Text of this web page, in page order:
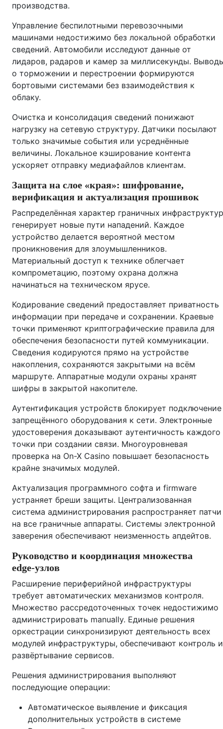
производства.
Управление беспилотными перевозочными
машинами недостижимо без локальной обработки
сведений. Автомобили исследуют данные от
лидаров, радаров и камер за миллисекунды.
о торможении и перестроении формируются
бортовыми системами без взаимодействия к
облаку.
Очистка и консолидация сведений понижают
нагрузку на сетевую структуру. Датчики посылают
только значимые события или усреднённые
величины. Локальное кэширование контента
ускоряет отправку медиафайлов клиентам.
Защита на слое «края»: шифрование,
верификация и актуализация прошивок
Распределённая характер граничных инфраструктур
генерирует новые пути нападений. Каждое
устройство делается вероятной местом
проникновения для злоумышленников.
Материальный доступ к технике облегчает
компрометацию, поэтому охрана должна
начинаться на техническом ярусе.
Кодирование сведений предоставляет приватность
информации при передаче и сохранении. Краевые
точки применяют криптографические правила для
обеспечения безопасности путей коммуникации.
Сведения кодируются прямо на устройстве
накопления, сохраняются закрытыми на всём
маршруте. Аппаратные модули охраны хранят
шифры в закрытой накопителе.
Аутентификация устройств блокирует подключение
запрещённого оборудования к сети. Электронные
удостоверения доказывают аутентичность каждого
точки при создании связи. Многоуровневая
проверка на On-X Casino повышает безопасность
крайне значимых модулей.
Актуализация программного софта и firmware
устраняет бреши защиты. Централизованная
система администрирования распространяет патчи
на все граничные аппараты. Системы электронной
заверения обеспечивают неизменность апдейтов.
Руководство и координация множества
edge‑узлов
Расширение периферийной инфраструктуры
требует автоматических механизмов контроля.
Множество рассредоточенных точек недостижимо
администрировать manually. Единые решения
оркестрации синхронизируют деятельность всех
модулей инфраструктуры, обеспечивают контроль и
развёртывание сервисов.
Решения администрирования выполняют
последующие операции:
Автоматическое выявление и фиксация
дополнительных устройств в системе